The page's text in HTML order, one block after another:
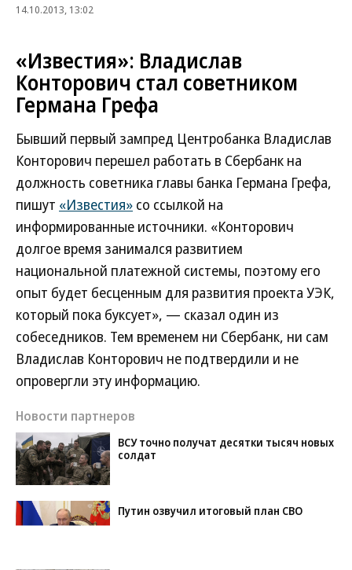
14.10.2013, 13:02
«Известия»: Владислав
Конторович стал советником
Германа Грефа
Бывший первый зампред Центробанка Владислав
Конторович перешел работать в Сбербанк на
должность советника главы банка Германа Грефа,
пишут «Известия» со ссылкой на
информированные источники. «Конторович
долгое время занимался развитием
национальной платежной системы, поэтому его
опыт будет бесценным для развития проекта УЭК,
который пока буксует», — сказал один из
собеседников. Тем временем ни Сбербанк, ни сам
Владислав Конторович не подтвердили и не
опровергли эту информацию.
Новости партнеров
ВСУ точно получат десятки тысяч новых
солдат
Путин озвучил итоговый план СВО